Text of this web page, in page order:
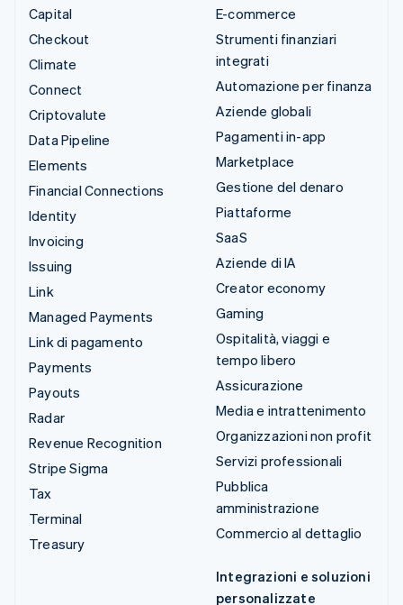
Capital
Checkout
Climate
Connect
Criptovalute
Data Pipeline
Elements
Financial Connections
Identity
Invoicing
Issuing
Link
Managed Payments
Link di pagamento
Payments
Payouts
Radar
Revenue Recognition
Stripe Sigma
Tax
Terminal
Treasury
E-commerce
Strumenti finanziari
integrati
Automazione per finanza
Aziende globali
Pagamenti in-app
Marketplace
Gestione del denaro
Piattaforme
SaaS
Aziende di IA
Creator economy
Gaming
Ospitalità, viaggi e
tempo libero
Assicurazione
Media e intrattenimento
Organizzazioni non profit
Servizi professionali
Pubblica
amministrazione
Commercio al dettaglio
Integrazioni e soluzioni
personalizzate